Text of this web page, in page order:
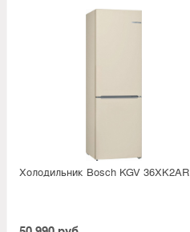
Холодильник Bosсh KGV 36XK2AR